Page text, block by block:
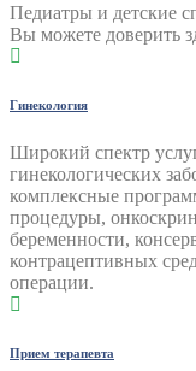
Педиатры и детские
Вы можете доверить
Гинекология
Широкий спектр
гинекологических
комплексные
процедуры,
беременности,
контрацептивных
операции.
Прием терапевта